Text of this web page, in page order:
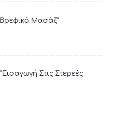
Μασάζ”
Στις Στερεές